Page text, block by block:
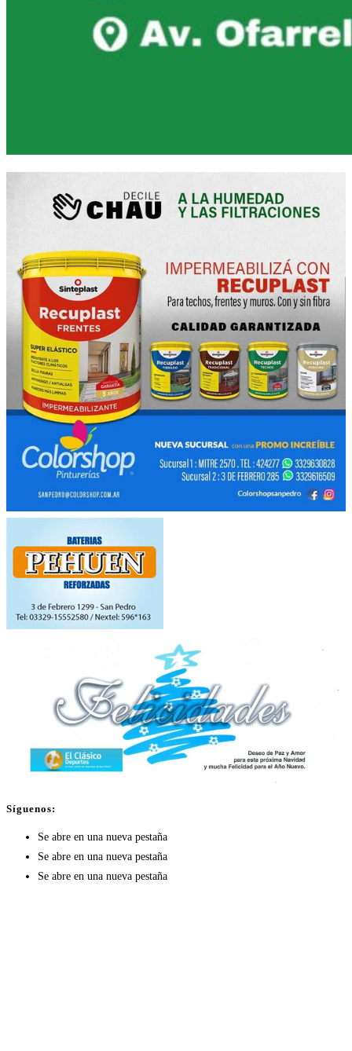
Síguenos:
Se abre en una nueva pestaña
Se abre en una nueva pestaña
Se abre en una nueva pestaña